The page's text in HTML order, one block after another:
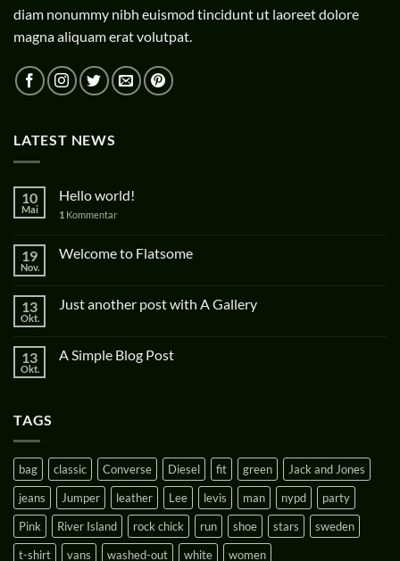
diam nonummy nibh euismod tincidunt ut laoreet dolore
magna aliquam erat volutpat.
LATEST NEWS
10
Mai
Hello world!
1 Kommentar
19
Nov.
Welcome to Flatsome
13
Okt.
Just another post with A Gallery
13
Okt.
A Simple Blog Post
TAGS
bag classic Converse Diesel fit green
Jack and Jones
jeans
Jumper leather Lee levis man nypd
party
Pink
River Island rock chick run shoe stars
sweden
t-shirt
vans washed-out white women